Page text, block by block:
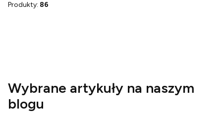
Produkty: 86
Wybrane artykuły na naszym
blogu